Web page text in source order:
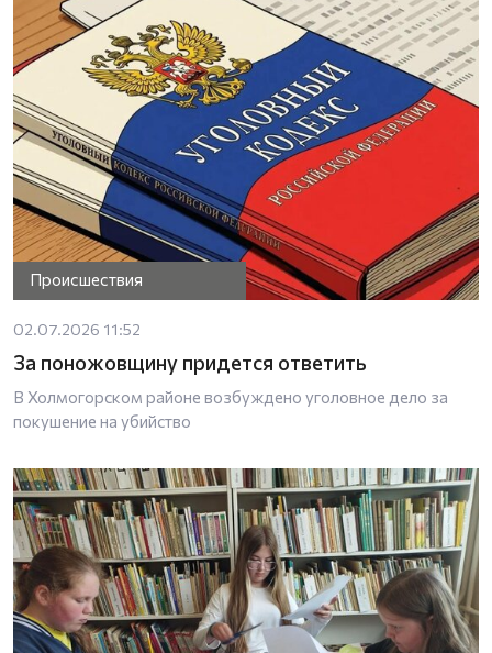
Происшествия
02.07.2026 11:52
За поножовщину придется ответить
В Холмогорском районе возбуждено уголовное дело за
покушение на убийство